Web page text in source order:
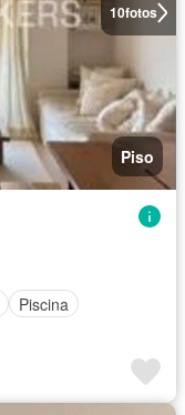
10fotos
Piso
Piscina